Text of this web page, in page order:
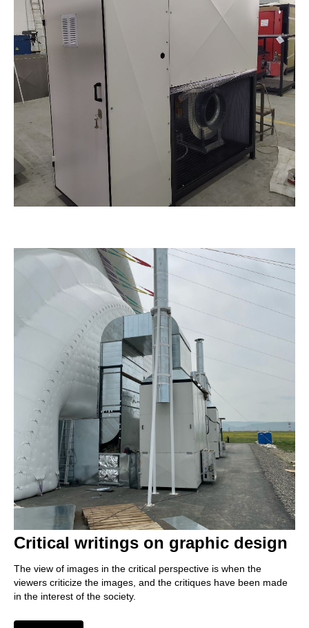
Critical writings on graphic design
The view of images in the critical perspective is when the
viewers criticize the images, and the critiques have been made
in the interest of the society.